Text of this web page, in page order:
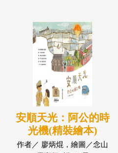
安順天光：阿公的時
光機(精裝繪本)
作者／ 廖炳焜，繪圖／念山